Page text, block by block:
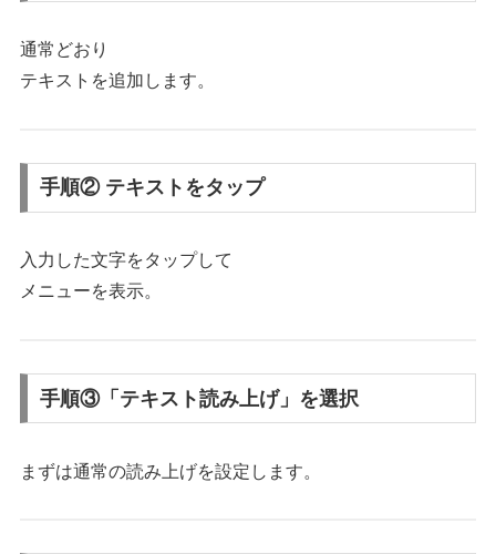
通常どおり
テキストを追加します。
手順② テキストをタップ
入力した文字をタップして
メニューを表示。
手順③「テキスト読み上げ」を選択
まずは通常の読み上げを設定します。